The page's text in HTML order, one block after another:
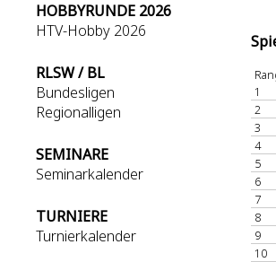
HOBBYRUNDE 2026
HTV-Hobby 2026
RLSW / BL
Bundesligen
Regionalligen
SEMINARE
Seminarkalender
TURNIERE
Turnierkalender
1
2
3
4
5
6
7
8
9
10